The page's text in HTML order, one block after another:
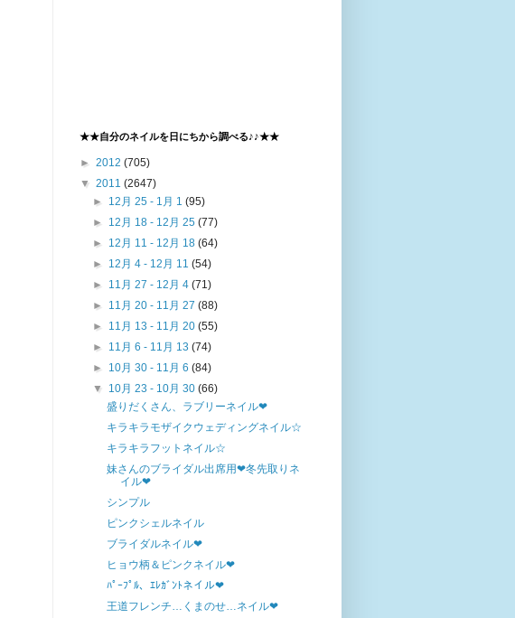
★★自分のネイルを日にちから調べる♪♪★★
► 2012 (705)
▼ 2011 (2647)
► 12月 25 - 1月 1(95)
► 12月 18 - 12月 25(77)
► 12月 11 - 12月 18(64)
► 12月 4 - 12月 11(54)
► 11月 27 - 12月 4(71)
► 11月 20 - 11月 27(88)
► 11月 13 - 11月 20(55)
► 11月 6 - 11月 13(74)
► 10月 30 - 11月 6(84)
▼ 10月 23 - 10月 30(66)
盛りだくさん、ラブリーネイル❤
キラキラモザイクウェディングネイル☆
キラキラフットネイル☆
妹さんのブライダル出席用❤冬先取りネ
イル❤
シンプル
ピンクシェルネイル
ブライダルネイル❤
ヒョウ柄＆ピンクネイル❤
ﾊﾟｰﾌﾟﾙ、ｴﾚｶﾞﾝﾄネイル❤
王道フレンチ…くまのせ…ネイル❤